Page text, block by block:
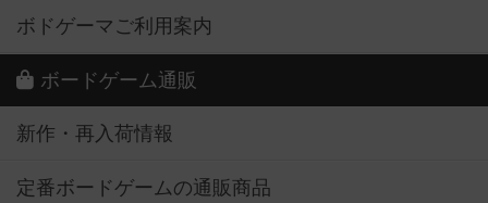
ボドゲーマご利用案内
ボードゲーム通販
新作・再入荷情報
定番ボードゲームの通販商品